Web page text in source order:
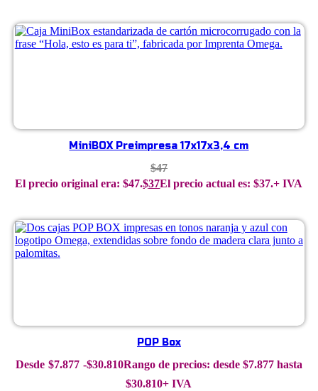
MiniBOX Preimpresa 17x17x3,4 cm
$47
El precio original era: $47.$37El precio actual es: $37.+ IVA
POP Box
$7.877 -$30.810Rango de precios: desde $7.877 hasta
$30.810+ IVA